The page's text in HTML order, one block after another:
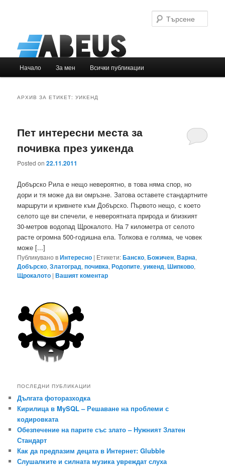
Към
Към
Начало За мен Всички публикации
АРХИВ ЗА ЕТИКЕТ:УИКЕНД
Пет интересни места за
почивка през уикенда
Posted on22.11.2011
Добърско Рила е нещо невероятно, в това няма спор, но
дори и тя може да ви омръзне. Затова oставете стандартните
маршрути и кривнете към Добърско. Първото нещо, с което
селото ще ви спечели, е невероятната природа и близкият
30-метров водопад Щрокалото. На 7 километра от селото
расте огромна 500-годишна ела. Толкова е голяма, че човек
може [...]
Публикувано вИнтересно | Етикети:Банско,Божичен,Варна,
Добърско,Златоград,почивка,Родопите,уикенд,Шипково,
Щрокалото |Вашият коментар
ПОСЛЕДНИ ПУБЛИКАЦИИ
Дългата фоторазходка
Кирилица в MySQL – Решаване на проблеми с
кодировката
Обезпечение на парите със злато – Нужният Златен
Стандарт
Как да предпазим децата в Интернет: Glubble
Слушалките и силната музика увреждат слуха